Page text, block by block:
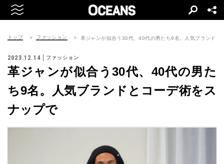
トップ ファッション 革ジャンが似合う30代、40代の男たち9名。人気ブランドと
2023.12.14 ファッション
革ジャンが似合う30代、40代の男た
ち9名。人気ブランドとコーデ術をス
ナップで